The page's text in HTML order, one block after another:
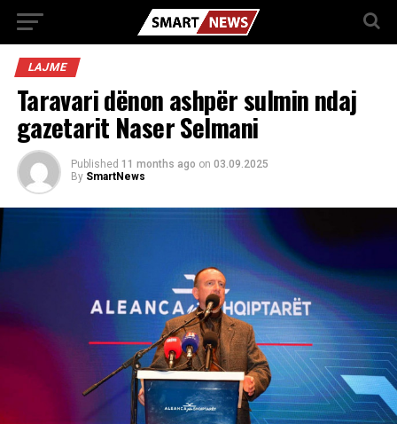
LAJME
Taravari dënon ashpër sulmin ndaj
gazetarit Naser Selmani
Published 11 months ago on 03.09.2025
By SmartNews